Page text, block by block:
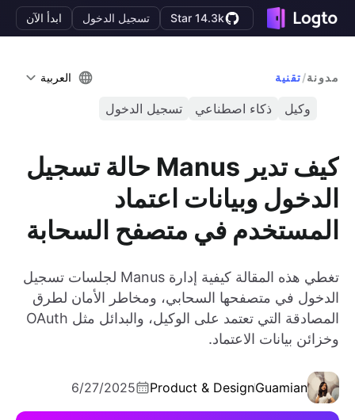
Star 14.3k تسجيل الدخول ابدأ الآن
مدونة/تقنية العربية
وكيل ذكاء اصطناعي تسجيل الدخول
كيف تدير Manus حالة تسجيل
الدخول وبيانات اعتماد
المستخدم في متصفح السحابة
تغطي هذه المقالة كيفية إدارة Manus لجلسات تسجيل
الدخول في متصفحها السحابي، ومخاطر الأمان لطرق
المصادقة التي تعتمد على الوكيل، والبدائل مثل OAuth
وخزائن بيانات الاعتماد.
Guamian
Product & Design
6/27/2025